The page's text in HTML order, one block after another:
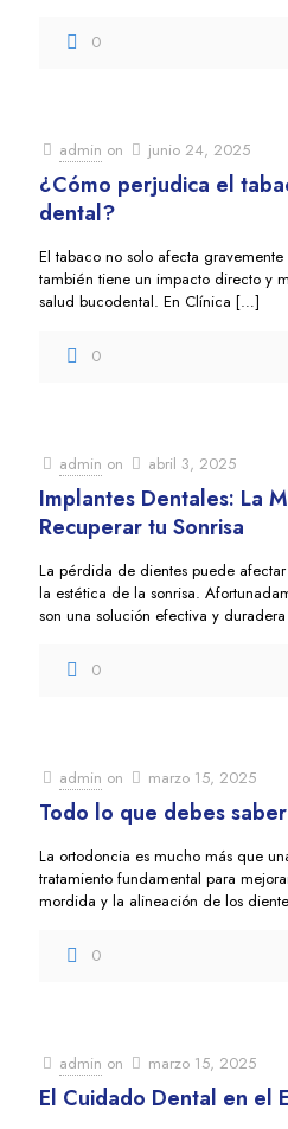
0
admin on junio 24, 2025
¿Cómo perjudica el
dental?
El tabaco no solo afecta
también tiene un impacto directo y
salud bucodental. En Clínica […]
0
admin on abril 3, 2025
Implantes Dentales: La
Recuperar tu Sonrisa
La pérdida de dientes puede
la estética de la sonrisa.
son una solución efectiva y
0
admin on marzo 15, 2025
Todo lo que debes
La ortodoncia es mucho más que
tratamiento fundamental para
mordida y la alineación de los
0
admin on marzo 15, 2025
El Cuidado Dental en el